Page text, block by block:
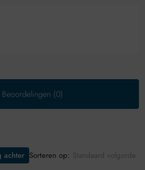
Beoordelingen (0)
Sorteren op: Standaard volgorde
achter